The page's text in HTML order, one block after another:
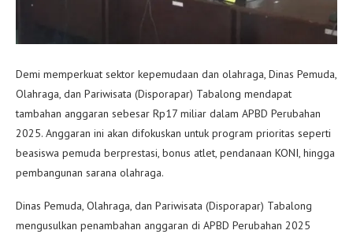
Demi memperkuat sektor kepemudaan dan olahraga, Dinas Pemuda,
Olahraga, dan Pariwisata (Disporapar) Tabalong mendapat
tambahan anggaran sebesar Rp17 miliar dalam APBD Perubahan
2025. Anggaran ini akan difokuskan untuk program prioritas seperti
beasiswa pemuda berprestasi, bonus atlet, pendanaan KONI, hingga
pembangunan sarana olahraga.
Dinas Pemuda, Olahraga, dan Pariwisata (Disporapar) Tabalong
mengusulkan penambahan anggaran di APBD Perubahan 2025